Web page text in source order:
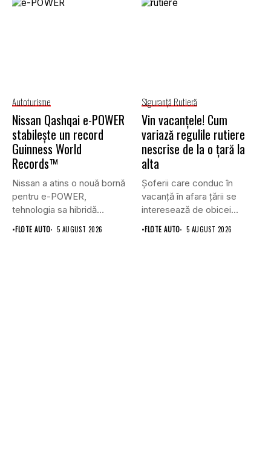
Autoturisme
Nissan Qashqai e-POWER
stabilește un record
Guinness World
Records™
Nissan a atins o nouă bornă
pentru e-POWER,
tehnologia sa hibridă
unică,...
•FLOTE AUTO 5 AUGUST 2026
Siguranţă Rutieră
Vin vacanțele! Cum
variază regulile rutiere
nescrise de la o țară la
alta
Șoferii care conduc în
vacanță în afara țării se
interesează de obicei...
•FLOTE AUTO 5 AUGUST 2026